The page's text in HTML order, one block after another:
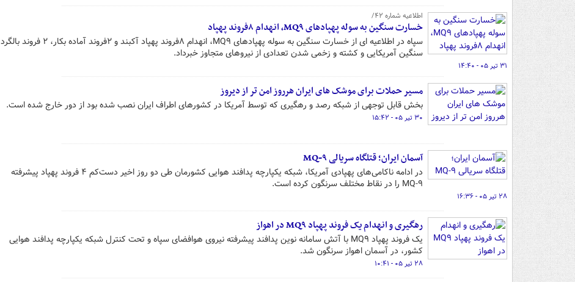
اطلاعیه شماره ۴۲/
خسارت سنگین به سوله پهپادهای MQ۹، انهدام ۸فروند پهپاد
سپاه در اطلاعیه ای از خسارت سنگین به سوله پهپادهای MQ۹، انهدام ۸فروند پهپاد آکبند و ۲فروند آماده بکار، ۲ فروند بالگرد
سنگین آمریکایی و کشته و زخمی شدن تعدادی از نیروهای متجاوز خبرداد.
۳۱ تیر ۰۵ - ۱۴:۴۰
مسیر حملات برای موشک های ایران هرروز امن تر از دیروز
بخش قابل توجهی از شبکه رصد و رهگیری که توسط آمریکا در کشورهای اطراف ایران نصب شده بود از دور خارج شده است.
۳۰ تیر ۰۵ - ۱۵:۴۲
آسمان ایران؛ قتلگاه سریالی MQ-۹
در ادامه ناکامی‌های پهپادی آمریکا، شبکه یکپارچه پدافند هوایی کشورمان طی دو روز اخیر دست‌کم ۴ فروند پهپاد پیشرفته
MQ-۹ را در نقاط مختلف سرنگون کرده است.
۲۸ تیر ۰۵ - ۱۶:۳۶
رهگیری و انهدام یک فروند پهپاد MQ۹ در اهواز
یک فروند پهپاد MQ۹ با آتش سامانه نوین پدافند پیشرفته نیروی هوافضای سپاه و تحت کنترل شبکه یکپارچه پدافند هوایی
کشور، در آسمان اهواز سرنگون شد.
۲۸ تیر ۰۵ - ۱۰:۴۱